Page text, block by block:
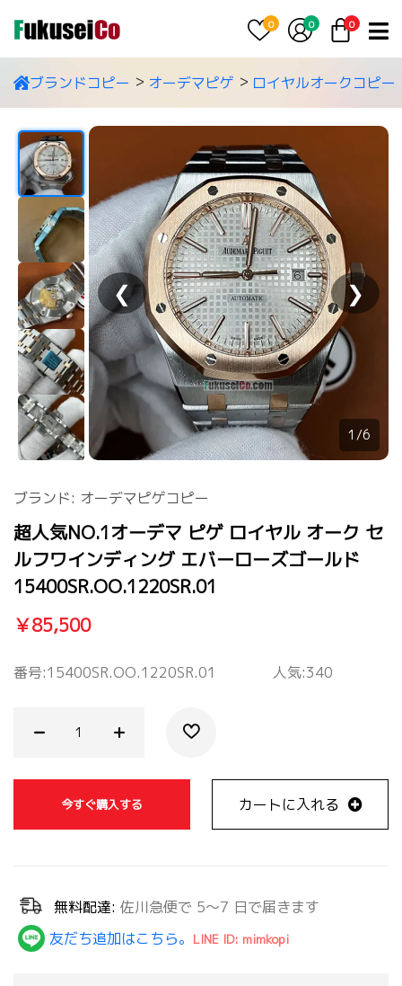
0 0 0
ブランドコピー オーデマピゲ ロイヤルオークコピー
❮ ❯
1/6
ブランド: オーデマピゲコピー
超人気NO.1オーデマ ピゲ ロイヤル オーク セ
ルフワインディング エバーローズゴールド
15400SR.OO.1220SR.01
￥85,500
番号:15400SR.OO.1220SR.01 人気:340
今すぐ購入する カートに入れる
無料配達: 佐川急便で 5～7 日で届きます
友だち追加はこちら。 LINE ID: mimkopi